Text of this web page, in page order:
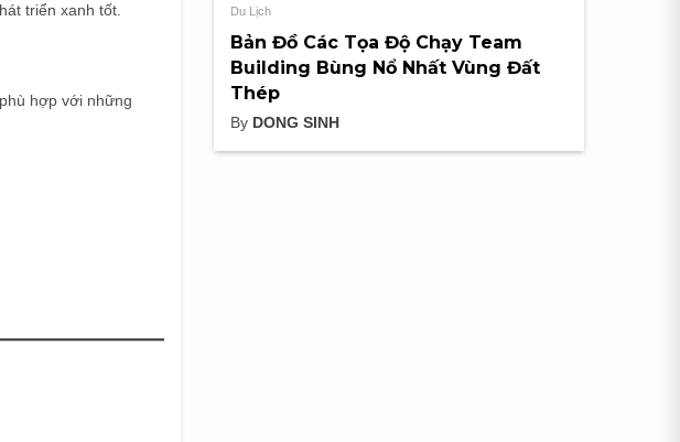
triển xanh tốt.
hợp với những
Du Lịch
Bản Đồ Các Tọa Độ Chạy Team
Building Bùng Nổ Nhất Vùng Đất
Thép
By DONG SINH